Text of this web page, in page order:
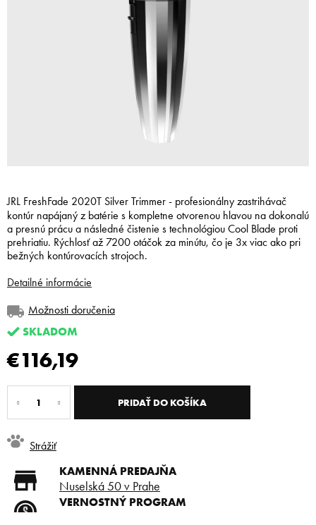
€116,19
Jednotková
cena:
SKLADOM
Možnosti doručenia
PRIDAŤ DO KOŠÍKA
JRL FreshFade 2020T Silver Trimmer - profesionálny zastrihávač
kontúr napájaný z batérie s kompletne otvorenou hlavou na dokonalú
a presnú prácu a následné čistenie s technológiou Cool Blade proti
prehriatiu. Rýchlosť až 7200 otáčok za minútu, čo je 3x viac ako pri
bežných kontúrovacích strojoch.
Detailné informácie
Strážiť
KAMENNÁ PREDAJŇA
Nuselská 50 v Prahe
VERNOSTNÝ PROGRAM